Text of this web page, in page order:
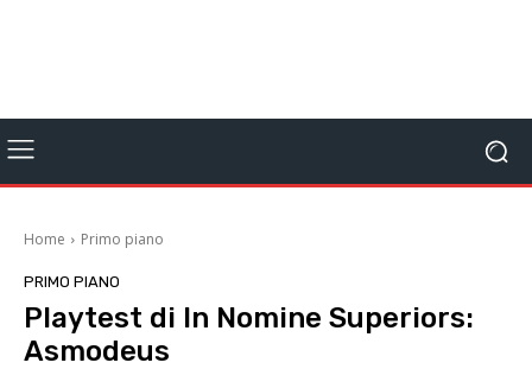
Home Primo piano
PRIMO PIANO
Playtest di In Nomine Superiors:
Asmodeus